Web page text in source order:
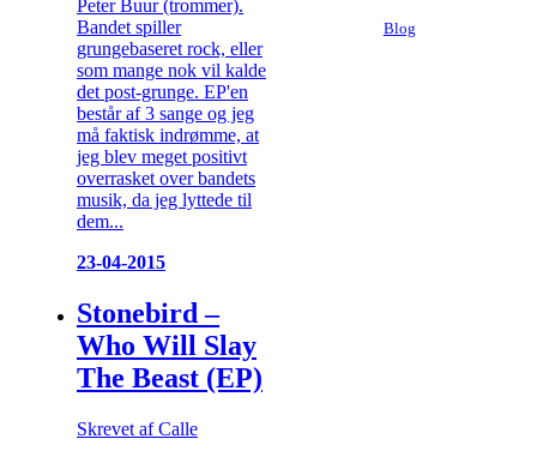
Peter Buur (trommer).
Bandet spiller
grungebaseret rock, eller
som mange nok vil kalde
det post-grunge. EP'en
består af 3 sange og jeg
må faktisk indrømme, at
jeg blev meget positivt
overrasket over bandets
musik, da jeg lyttede til
dem...
23-04-2015
Stonebird –
Who Will Slay
The Beast (EP)
Skrevet af Calle
Blog